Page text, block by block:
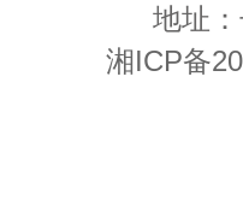
地址
湘ICP备